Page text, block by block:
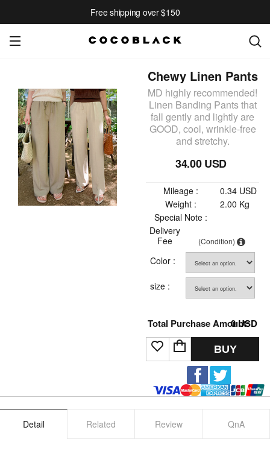
Free shipping over $150
Chewy Linen Pants
MD highly recommended!
Linen Banding Pants that
fall gently and lightly are
GOOD, cool, wrinkle-free
and stretchy.
34.00 USD
Mileage :
0.34 USD
Weight :
2.00 Kg
Special Note :
Delivery
Fee
(Condition)
Color :
size :
Total Purchase Amount:
0USD
BUY
Detail Related Review QnA